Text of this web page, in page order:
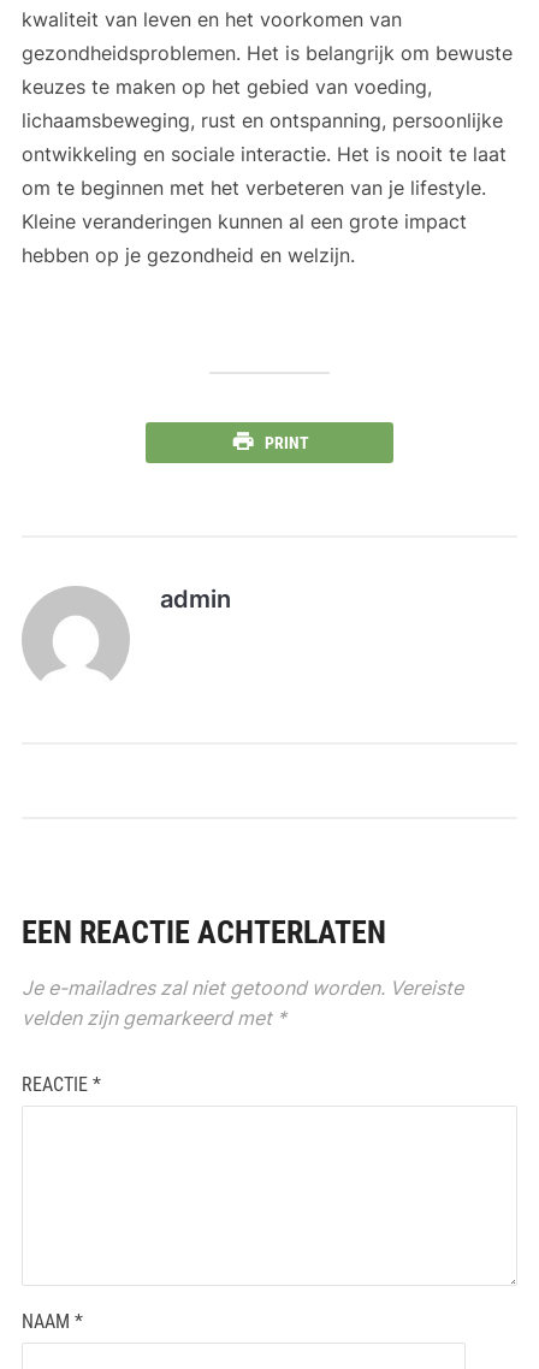
kwaliteit van leven en het voorkomen van
gezondheidsproblemen. Het is belangrijk om bewuste
keuzes te maken op het gebied van voeding,
lichaamsbeweging, rust en ontspanning, persoonlijke
ontwikkeling en sociale interactie. Het is nooit te laat
om te beginnen met het verbeteren van je lifestyle.
Kleine veranderingen kunnen al een grote impact
hebben op je gezondheid en welzijn.
PRINT
admin
EEN REACTIE ACHTERLATEN
Je e-mailadres zal niet getoond worden. Vereiste
velden zijn gemarkeerd met *
REACTIE *
NAAM *